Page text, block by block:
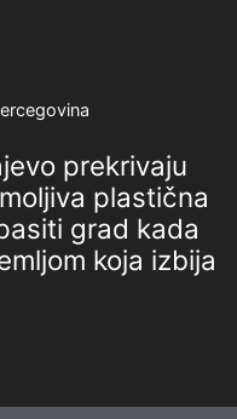
prekrivaju
plastična
grad kada
koja izbija